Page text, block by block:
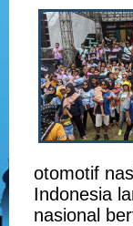
otomotif
Indonesia
nasional